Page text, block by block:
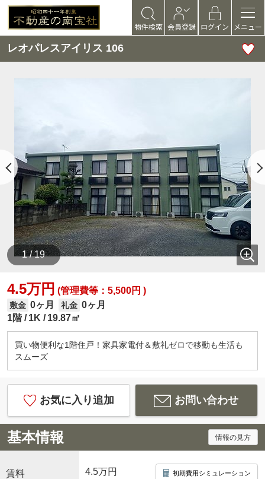
物件検索 会員登録 ログイン メニュー
レオパレスアイリス 106
1 / 19
4.5万円 (管理費等：5,500円 )
敷金 0ヶ月 礼金 0ヶ月
1階
1K 19.87㎡
買い物便利な1階住戸！家具家電付＆敷礼ゼロで移動も生活も
スムーズ
お気に入り追加 お問い合わせ
基本情報 情報の見方
賃料 4.5万円 初期費用シミュレーション